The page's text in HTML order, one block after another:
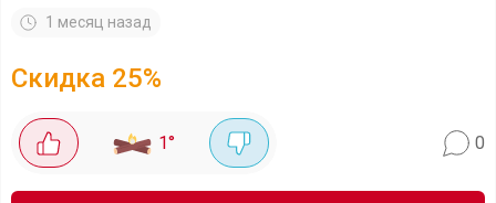
1 месяц назад
Скидка 25%
1° 0